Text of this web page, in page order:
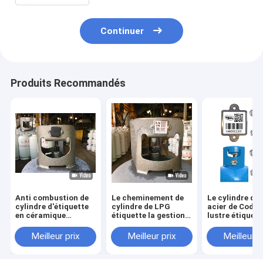
Continuer
Produits Recommandés
Anti combustion de
cylindre d'étiquette
en céramique
barres avec la
couverture en
Meilleur prix
Le cheminement de
cylindre de LPG
étiquette la gestion
résistance
thermique de preuve
Meilleur prix
Le cylindre de
acier de Code
lustre
corrosion
Meilleur